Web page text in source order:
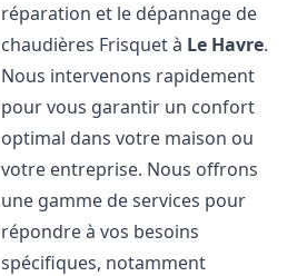
réparation et le dépannage de
chaudières Frisquet à Le Havre.
Nous intervenons rapidement
pour vous garantir un confort
optimal dans votre maison ou
votre entreprise. Nous offrons
une gamme de services pour
répondre à vos besoins
spécifiques, notamment